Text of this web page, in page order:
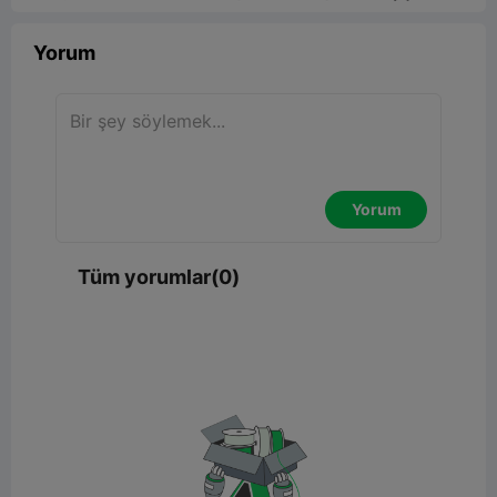
Yorum
Yorum
Tüm yorumlar(0)